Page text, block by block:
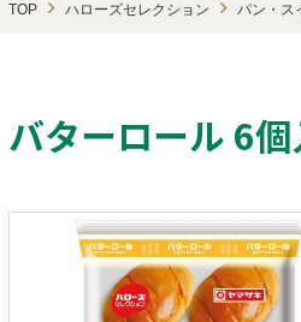
TOP ハローズセレクション パン・ス
バターロール 6